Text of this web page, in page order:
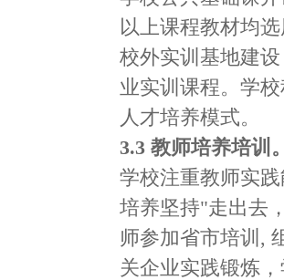
以上课程教材均
校外实训基地建
业实训课程。学
人才培养模式。
3.3 教师培养培训
学校注重教师实
培养坚持"走出去
师参加省市培训,
关企业实践锻炼